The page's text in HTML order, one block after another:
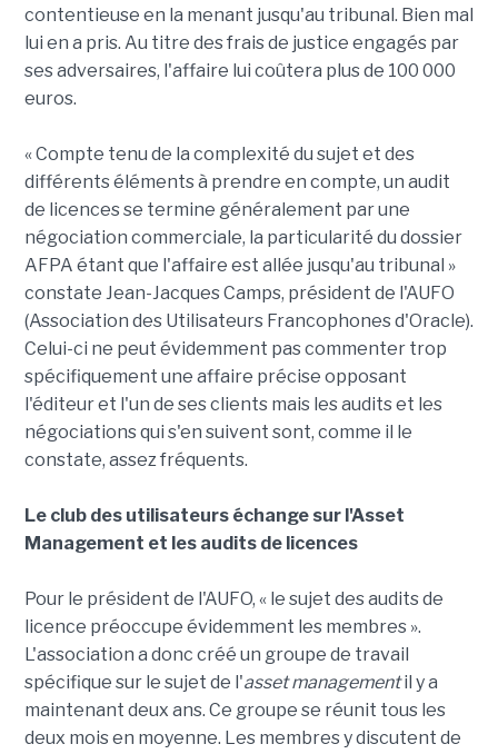
contentieuse en la menant jusqu'au tribunal. Bien mal
lui en a pris. Au titre des frais de justice engagés par
ses adversaires, l'affaire lui coûtera plus de 100 000
euros.
« Compte tenu de la complexité du sujet et des
différents éléments à prendre en compte, un audit
de licences se termine généralement par une
négociation commerciale, la particularité du dossier
AFPA étant que l'affaire est allée jusqu'au tribunal »
constate Jean-Jacques Camps, président de l'AUFO
(Association des Utilisateurs Francophones d'Oracle).
Celui-ci ne peut évidemment pas commenter trop
spécifiquement une affaire précise opposant
l'éditeur et l'un de ses clients mais les audits et les
négociations qui s'en suivent sont, comme il le
constate, assez fréquents.
Le club des utilisateurs échange sur l'Asset
Management et les audits de licences
Pour le président de l'AUFO, « le sujet des audits de
licence préoccupe évidemment les membres ».
L'association a donc créé un groupe de travail
spécifique sur le sujet de l'asset managementil y a
maintenant deux ans. Ce groupe se réunit tous les
deux mois en moyenne. Les membres y discutent de